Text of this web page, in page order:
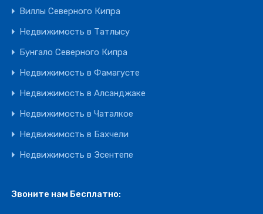
Виллы Северного Кипра
Недвижимость в Татлысу
Бунгало Северного Кипра
Недвижимость в Фамагусте
Недвижимость в Алсанджаке
Недвижимость в Чаталкое
Недвижимость в Бахчели
Недвижимость в Эсентепе
Звоните нам Бесплатно: